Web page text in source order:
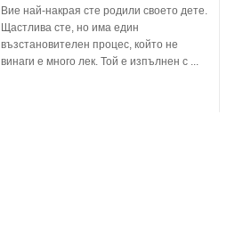
Вие най-накрая сте родили своето дете.
Щастлива сте, но има един
възстановителен процес, който не
винаги е много лек. Той е изпълнен с ...